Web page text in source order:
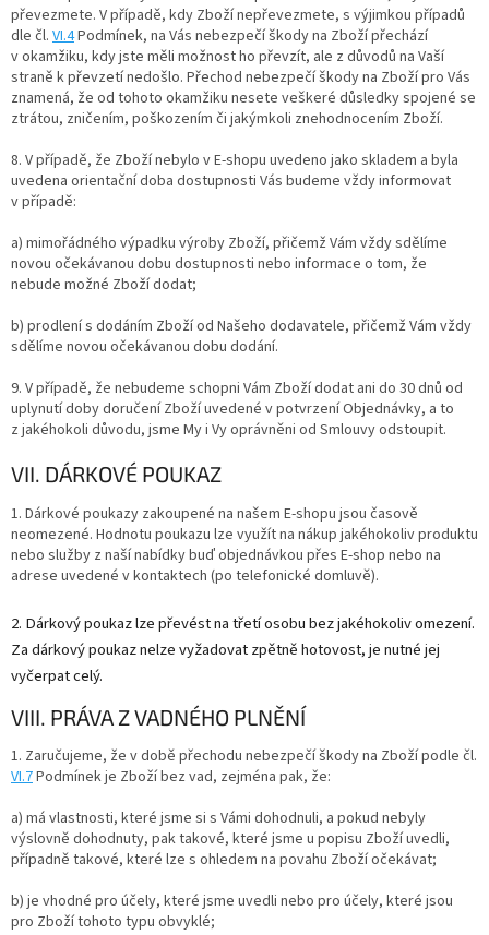
převezmete. V případě, kdy Zboží nepřevezmete, s výjimkou případů
dle čl. VI.4Podmínek, na Vás nebezpečí škody na Zboží přechází
v okamžiku, kdy jste měli možnost ho převzít, ale z důvodů na Vaší
straně k převzetí nedošlo. Přechod nebezpečí škody na Zboží pro Vás
znamená, že od tohoto okamžiku nesete veškeré důsledky spojené se
ztrátou, zničením, poškozením či jakýmkoli znehodnocením Zboží.
8. V případě, že Zboží nebylo v E-shopu uvedeno jako skladem a byla
uvedena orientační doba dostupnosti Vás budeme vždy informovat
v případě:
a) mimořádného výpadku výroby Zboží, přičemž Vám vždy sdělíme
novou očekávanou dobu dostupnosti nebo informace o tom, že
nebude možné Zboží dodat;
b) prodlení s dodáním Zboží od Našeho dodavatele, přičemž Vám vždy
sdělíme novou očekávanou dobu dodání.
9. V případě, že nebudeme schopni Vám Zboží dodat ani do 30 dnů od
uplynutí doby doručení Zboží uvedené v potvrzení Objednávky, a to
z jakéhokoli důvodu, jsme My i Vy oprávněni od Smlouvy odstoupit.
VII. DÁRKOVÉ POUKAZ
1. Dárkové poukazy zakoupené na našem E-shopu jsou časově
neomezené. Hodnotu poukazu lze využít na nákup jakéhokoliv produktu
nebo služby z naší nabídky buď objednávkou přes E-shop nebo na
adrese uvedené v kontaktech (po telefonické domluvě).
2. Dárkový poukaz lze převést na třetí osobu bez jakéhokoliv omezení.
Za dárkový poukaz nelze vyžadovat zpětně hotovost, je nutné jej
vyčerpat celý.
VIII. PRÁVA Z VADNÉHO PLNĚNÍ
1. Zaručujeme, že v době přechodu nebezpečí škody na Zboží podle čl.
VI.7Podmínek je Zboží bez vad, zejména pak, že:
a) má vlastnosti, které jsme si s Vámi dohodnuli, a pokud nebyly
výslovně dohodnuty, pak takové, které jsme u popisu Zboží uvedli,
případně takové, které lze s ohledem na povahu Zboží očekávat;
b) je vhodné pro účely, které jsme uvedli nebo pro účely, které jsou
pro Zboží tohoto typu obvyklé;